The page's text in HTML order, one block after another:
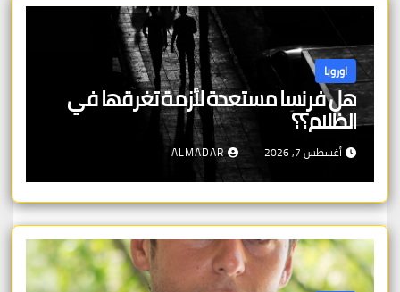
اوروبا
هل فرنسا مستعدة لأزمة تغرقها في
الظلام؟؟
أغسطس 7, 2026 ALMADAR